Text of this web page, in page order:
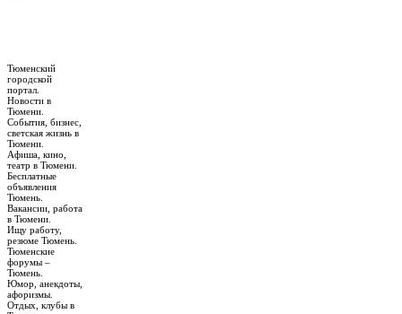
Тюменский
городской
портал.
Новости в
Тюмени.
События, бизнес,
светская жизнь в
Тюмени.
Афиша, кино,
театр в Тюмени.
Бесплатные
объявления
Тюмень.
Вакансии, работа
в Тюмени.
Ищу работу,
резюме Тюмень.
Тюменские
форумы –
Тюмень.
Юмор, анекдоты,
афоризмы.
Отдых, клубы в